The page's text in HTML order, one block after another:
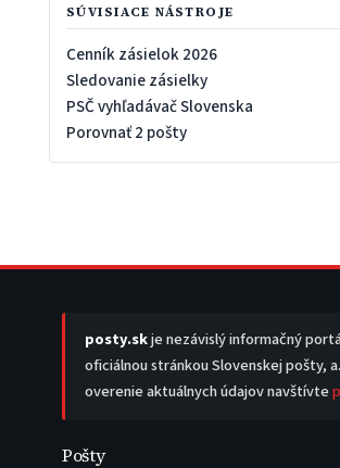
SÚVISIACE NÁSTROJE
Cenník zásielok 2026
Sledovanie zásielky
PSČ vyhľadávač Slovenska
Porovnať 2 pošty
posty.skje nezávislý informačný
oficiálnou stránkou Slovenskej pošty,
overenie aktuálnych údajov navštívte
Pošty